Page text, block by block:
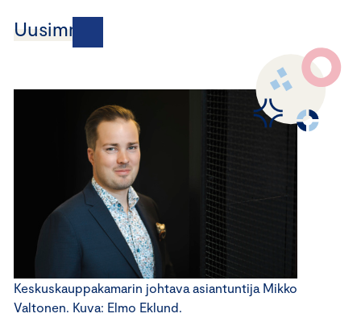
Uusimmat
Keskuskauppakamarin johtava asiantuntija Mikko
Valtonen. Kuva: Elmo Eklund.